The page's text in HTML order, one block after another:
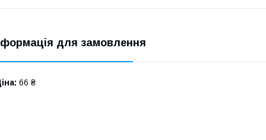
для замовлення
66 ₴